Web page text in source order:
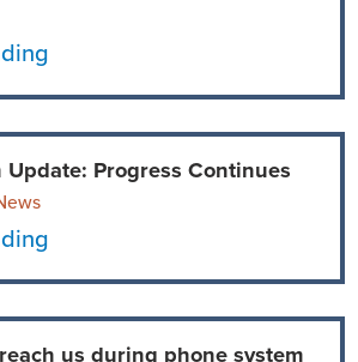
Update: Progress Continues
us during phone system